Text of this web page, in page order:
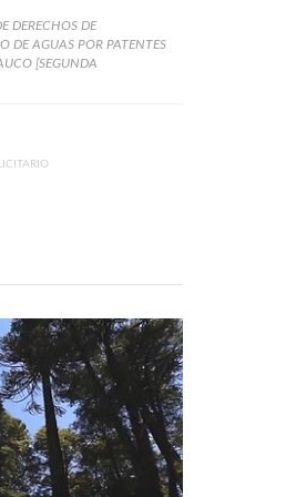
DERECHOS DE
DE AGUAS POR PATENTES
[SEGUNDA